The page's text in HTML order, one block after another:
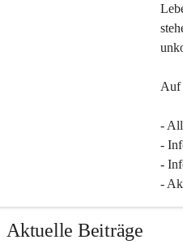
Auf
-
-
-
-
Aktuelle Beiträge